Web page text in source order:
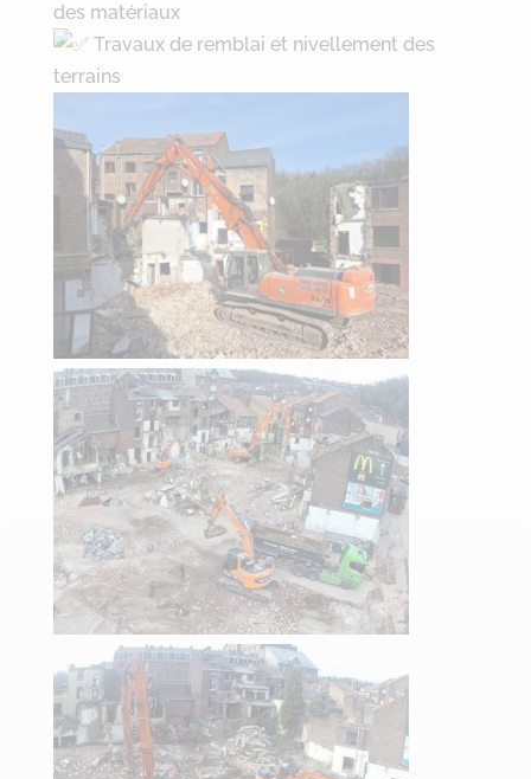
des matériaux
Travaux de remblai et nivellement des
terrains